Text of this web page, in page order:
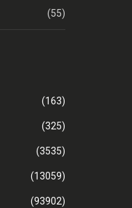
(55)
(163)
(325)
(3535)
(13059)
(93902)